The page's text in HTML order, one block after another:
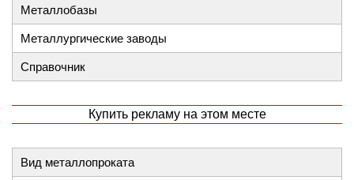
Металлобазы
Металлургические заводы
Справочник
Купить рекламу на этом месте
Вид металлопроката